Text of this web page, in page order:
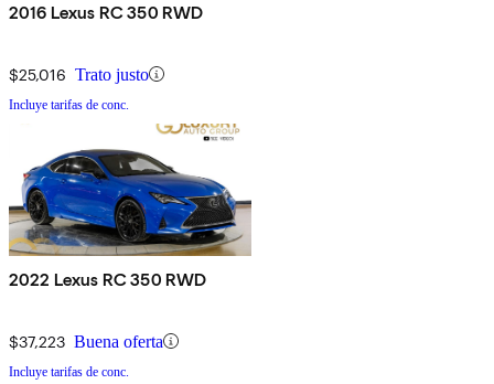
2016 Lexus RC 350 RWD
$25,016 Trato justo
Incluye tarifas de conc.
2022 Lexus RC 350 RWD
$37,223 Buena oferta
Incluye tarifas de conc.